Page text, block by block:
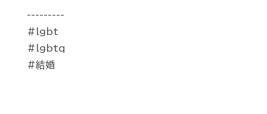
---------
#lgbt
#lgbtq
#結婚